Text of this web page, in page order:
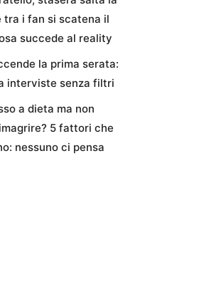
tra i fan si scatena il
succede al reality
la prima serata:
interviste senza filtri
a dieta ma non
5 fattori che
nessuno ci pensa